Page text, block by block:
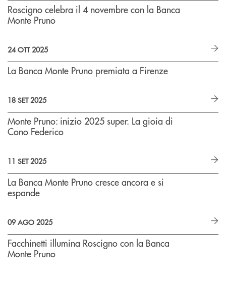
Roscigno celebra il 4 novembre con la Banca
Monte Pruno
24 OTT 2025
La Banca Monte Pruno premiata a Firenze
18 SET 2025
Monte Pruno: inizio 2025 super. La gioia di
Cono Federico
11 SET 2025
La Banca Monte Pruno cresce ancora e si
espande
09 AGO 2025
Facchinetti illumina Roscigno con la Banca
Monte Pruno